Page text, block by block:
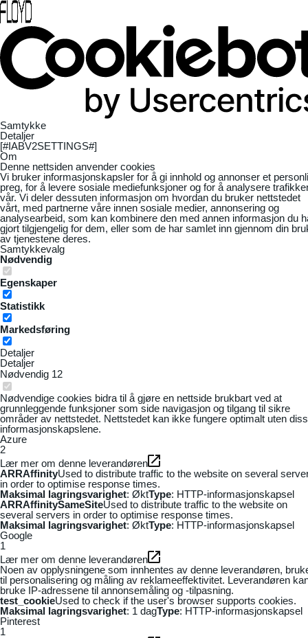
Samtykke
Detaljer
[#IABV2SETTINGS#]
Om
Denne nettsiden anvender cookies
Vi bruker informasjonskapsler for å gi innhold og annonser et
preg, for å levere sosiale mediefunksjoner og for å analysere
vår. Vi deler dessuten informasjon om hvordan du bruker nettstedet
vårt, med partnerne våre innen sosiale medier, annonsering og
analysearbeid, som kan kombinere den med annen informasjon du
gjort tilgjengelig for dem, eller som de har samlet inn gjennom din
av tjenestene deres.
Samtykkevalg
Nødvendig
Egenskaper
Statistikk
Markedsføring
Detaljer
Detaljer
Nødvendig 12
Nødvendige cookies bidra til å gjøre en nettside brukbart ved at
grunnleggende funksjoner som side navigasjon og tilgang til sikre
områder av nettstedet. Nettstedet kan ikke fungere optimalt uten
informasjonskapslene.
Azure
2
Lær mer om denne leverandøren
ARRAffinityUsed to distribute traffic to the website on several
in order to optimise response times.
Maksimal lagringsvarighet: ØktType: HTTP-informasjonskapsel
ARRAffinitySameSiteUsed to distribute traffic to the website on
several servers in order to optimise response times.
Maksimal lagringsvarighet: ØktType: HTTP-informasjonskapsel
Google
1
Lær mer om denne leverandøren
Noen av opplysningene som innhentes av denne leverandøren,
til personalisering og måling av reklameeffektivitet. Leverandøren
bruke IP-adressene til annonsemåling og -tilpasning.
test_cookieUsed to check if the user's browser supports cookies.
Maksimal lagringsvarighet: 1 dagType: HTTP-informasjonskapsel
Pinterest
1